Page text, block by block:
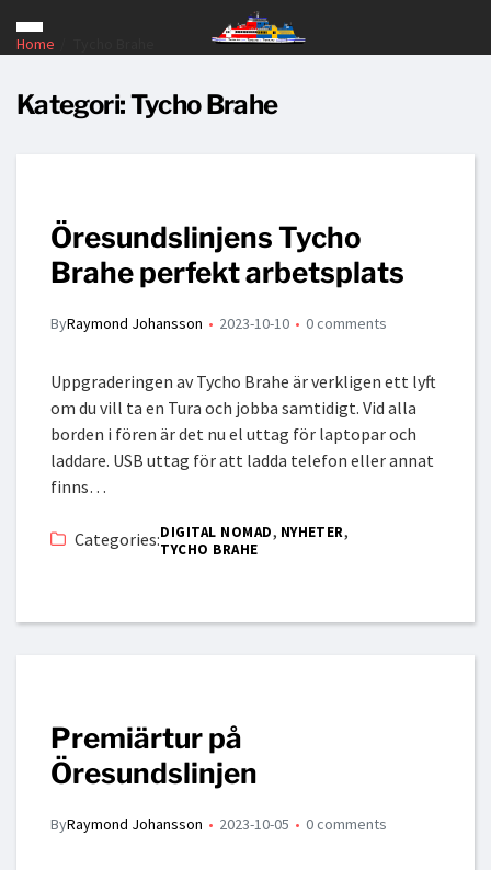
Home
Kategori:Tycho Brahe
Öresundslinjens Tycho
Brahe perfekt arbetsplats
ByRaymond Johansson 2023-10-10 0 comments
Uppgraderingen av Tycho Brahe är verkligen ett lyft
om du vill ta en Tura och jobba samtidigt. Vid alla
borden i fören är det nu el uttag för laptopar och
laddare. USB uttag för att ladda telefon eller annat
finns…
Categories:DIGITAL NOMAD, NYHETER,
TYCHO BRAHE
Premiärtur på
Öresundslinjen
ByRaymond Johansson 2023-10-05 0 comments